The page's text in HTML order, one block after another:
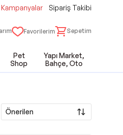
Kampanyalar Sipariş Takibi
Favorilerim Sepetim
Pet
Shop
Yapı Market,
Bahçe, Oto
Önerilen